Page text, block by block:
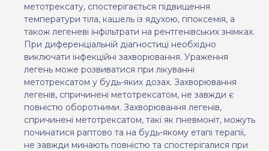
метотрексату, спостерігається підвищення
температури тіла, кашель із ядухою, гіпоксемія, а
також легеневі інфільтрати на рентгенівських знімках.
При диференціальній діагностиці необхідно
виключати інфекційні захворювання. Ураження
легень може розвиватися при лікуванні
метотрексатом у будь-яких дозах. Захворювання
легенів, спричинені метотрексатом, не завжди є
повністю оборотними. Захворювання легенів,
спричинені метотрексатом, такі як пневмоніт, можуть
починатися раптово та на будь-якому етапі терапії,
не завжди минають повністю та спостерігалися при